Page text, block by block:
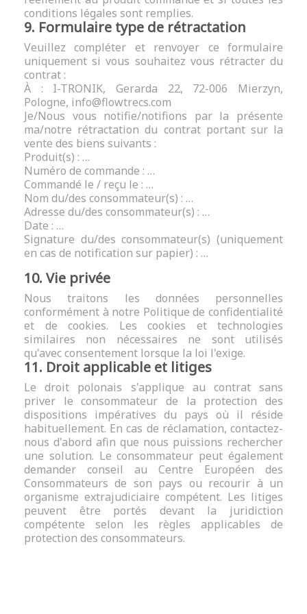
conditions légales sont remplies.
9. Formulaire type de rétractation
Veuillez compléter et renvoyer ce formulaire
uniquement si vous souhaitez vous rétracter du
contrat :
À : I-TRONIK, Gerarda 22, 72-006 Mierzyn,
Pologne, info@flowtrecs.com
Je/Nous vous notifie/notifions par la présente
ma/notre rétractation du contrat portant sur la
vente des biens suivants :
Produit(s) : …
Numéro de commande : …
Commandé le / reçu le : …
Nom du/des consommateur(s) : …
Adresse du/des consommateur(s) : …
Date : …
Signature du/des consommateur(s) (uniquement
en cas de notification sur papier) : …
10. Vie privée
Nous traitons les données personnelles
conformément à notre Politique de confidentialité
et de cookies. Les cookies et technologies
similaires non nécessaires ne sont utilisés
qu'avec consentement lorsque la loi l'exige.
11. Droit applicable et litiges
Le droit polonais s'applique au contrat sans
priver le consommateur de la protection des
dispositions impératives du pays où il réside
habituellement. En cas de réclamation, contactez-
nous d'abord afin que nous puissions rechercher
une solution. Le consommateur peut également
demander conseil au Centre Européen des
Consommateurs de son pays ou recourir à un
organisme extrajudiciaire compétent. Les litiges
peuvent être portés devant la juridiction
compétente selon les règles applicables de
protection des consommateurs.